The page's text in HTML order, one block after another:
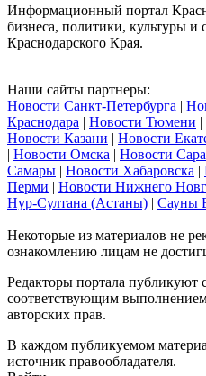
Информационный портал
бизнеса, политики, культуры и
Краснодарского Края.
Наши сайты партнеры:
Новости Санкт-Петербурга |
Краснодара | Новости Тюмени |
Новости Казани | Новости
| Новости Омска | Новости
Самары | Новости Хабаровска |
Перми | Новости Нижнего
Нур-Султана (Астаны) | Сауны
Некоторые из материалов не
ознакомлению лицам не
Редакторы портала публикуют
соответствующим
авторских прав.
В каждом публикуемом
источник правообладателя.